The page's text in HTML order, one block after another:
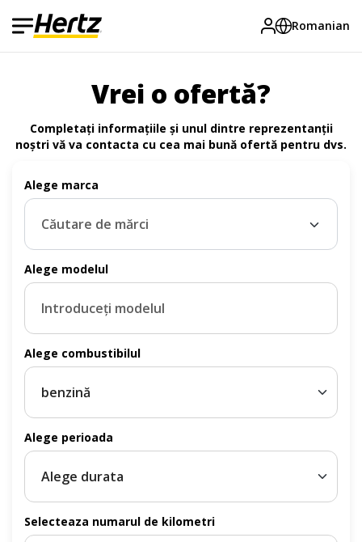
Romanian
Vrei o ofertă?
Completați informațiile și unul dintre reprezentanții
noștri vă va contacta cu cea mai bună ofertă pentru dvs.
Alege marca
Căutare de mărci
Alege modelul
Alege combustibilul
Alege perioada
Selecteaza numarul de kilometri